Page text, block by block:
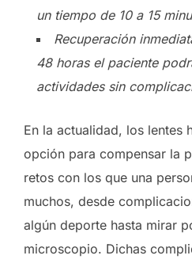
un tiempo de 10 a 15
Recuperación
48 horas el paciente
actividades sin
En la actualidad, los lentes
opción para compensar la
retos con los que una
muchos, desde
algún deporte hasta mirar
microscopio. Dichas